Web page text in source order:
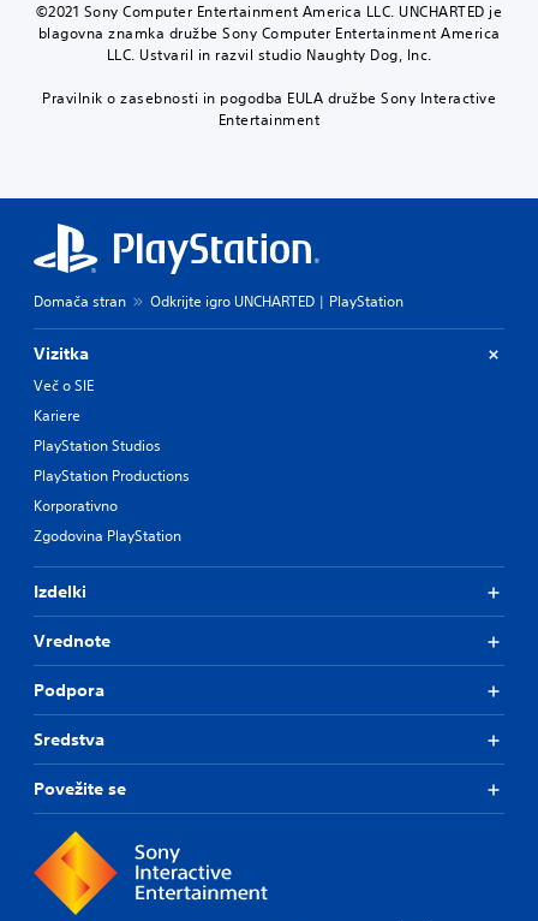
©2021 Sony Computer Entertainment America LLC. UNCHARTED je
blagovna znamka družbe Sony Computer Entertainment America
LLC. Ustvaril in razvil studio Naughty Dog, Inc.
Pravilnik o zasebnosti in pogodba EULA družbe Sony Interactive
Entertainment
Domača stran Odkrijte igro UNCHARTED | PlayStation
Vizitka
Več o SIE
Kariere
PlayStation Studios
PlayStation Productions
Korporativno
Zgodovina PlayStation
Izdelki
Vrednote
Podpora
Sredstva
Povežite se